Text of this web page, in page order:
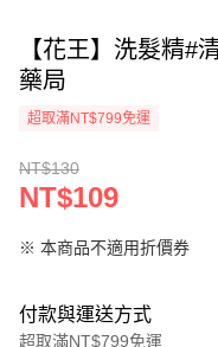
【花王】洗髮精#
藥局
超取滿NT$799免運
NT$130
NT$109
※ 本商品不適用折價券
付款與運送方式
超取滿NT$799免運